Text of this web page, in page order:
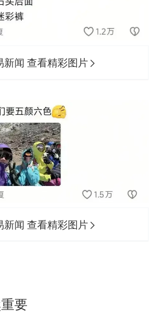
新闻 查看精彩图片
新闻 查看精彩图片
要